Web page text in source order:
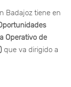
Badajoz tiene en
Operativo de
que va dirigido a